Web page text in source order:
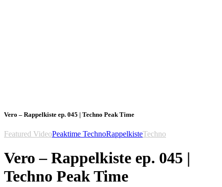
Vero – Rappelkiste ep. 045 | Techno Peak Time
Featured VideoPeaktime TechnoRappelkisteTechno
Vero – Rappelkiste ep. 045 |
Techno Peak Time